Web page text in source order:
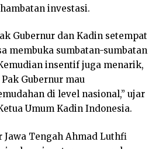
investasi.
Gubernur dan Kadin setempat
membuka sumbatan-sumbatan
insentif juga menarik,
Gubernur mau
di level nasional,” ujar
Umum Kadin Indonesia.
Jawa Tengah Ahmad Luthfi